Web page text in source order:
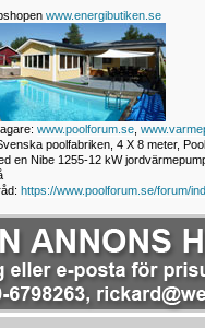
www.energibutiken.se
www.poolforum.se,
poolfabriken, 4 X 8 meter,
en Nibe 1255-12 kW
https://www.poolforum.se/forum/